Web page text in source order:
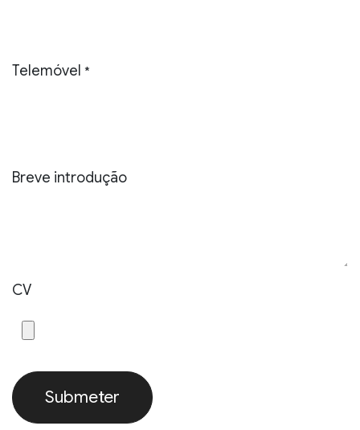
Telemóvel *
Breve introdução
CV
Submeter